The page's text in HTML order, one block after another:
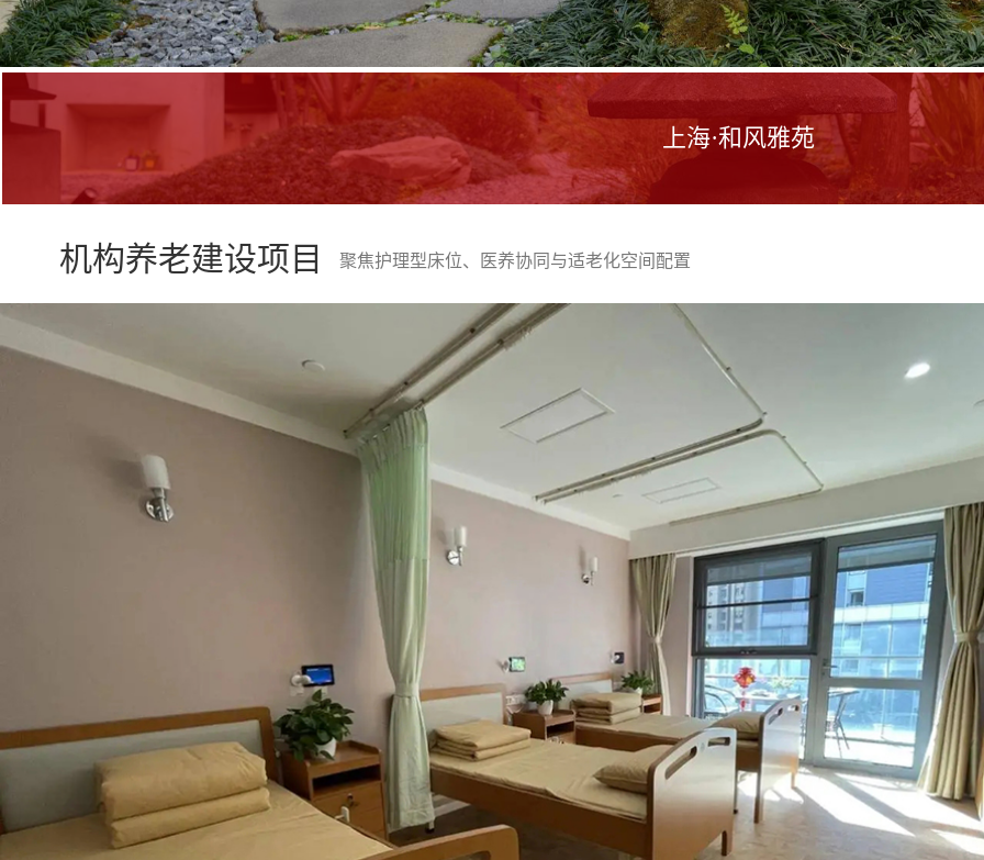
上海·和风雅苑
机构养老建设项目 聚焦护理型床位、医养协同与适老化空间配置